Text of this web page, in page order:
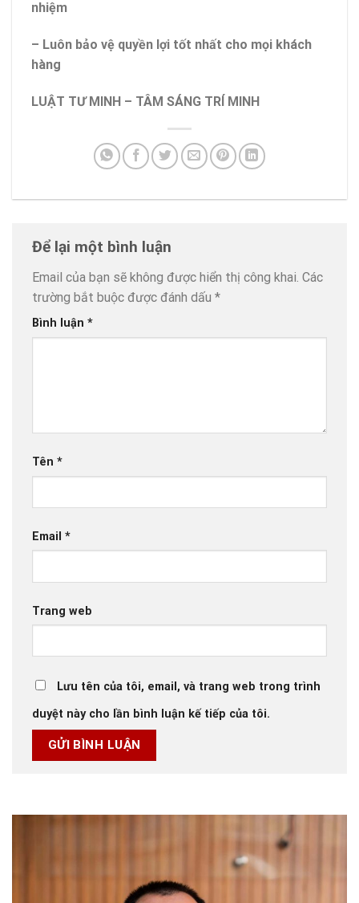
nhiệm
– Luôn bảo vệ quyền lợi tốt nhất cho mọi khách
hàng
LUẬT TƯ MINH – TÂM SÁNG TRÍ MINH
Để lại một bình luận
Email của bạn sẽ không được hiển thị công khai. Các
trường bắt buộc được đánh dấu *
Bình luận *
Tên *
Email *
Trang web
Lưu tên của tôi, email, và trang web trong trình
duyệt này cho lần bình luận kế tiếp của tôi.